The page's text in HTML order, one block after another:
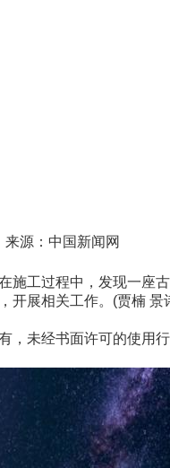
源：中国新闻网
工过程中，发现一座古
开展相关工作。(贾楠 景
，未经书面许可的使用